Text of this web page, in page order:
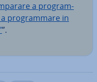
a pro­gram­
pro­gram­ma­re in
”.